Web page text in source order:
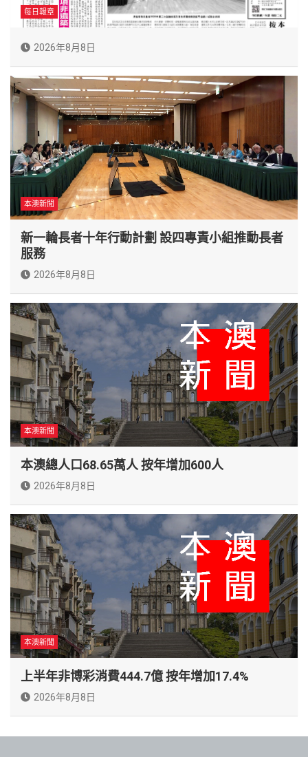
每日報章
2026年8月8日
本澳新聞
新一輪長者十年行動計劃 設四專責小組推動長者
服務
2026年8月8日
本澳新聞
本澳總人口68.65萬人 按年增加600人
2026年8月8日
本澳新聞
上半年非博彩消費444.7億 按年增加17.4%
2026年8月8日